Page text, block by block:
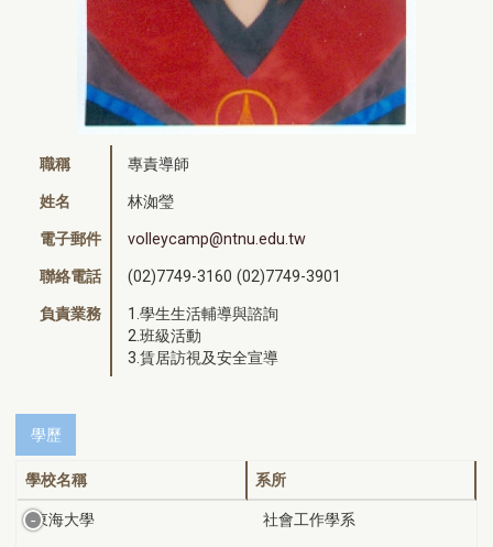
職稱 專責導師
姓名 林洳瑩
電子郵件 volleycamp@ntnu.edu.tw
聯絡電話 (02)7749-3160 (02)7749-3901
負責業務
1.學生生活輔導與諮詢
2.班級活動
3.賃居訪視及安全宣導
學歷
學校名稱 系所
東海大學 社會工作學系